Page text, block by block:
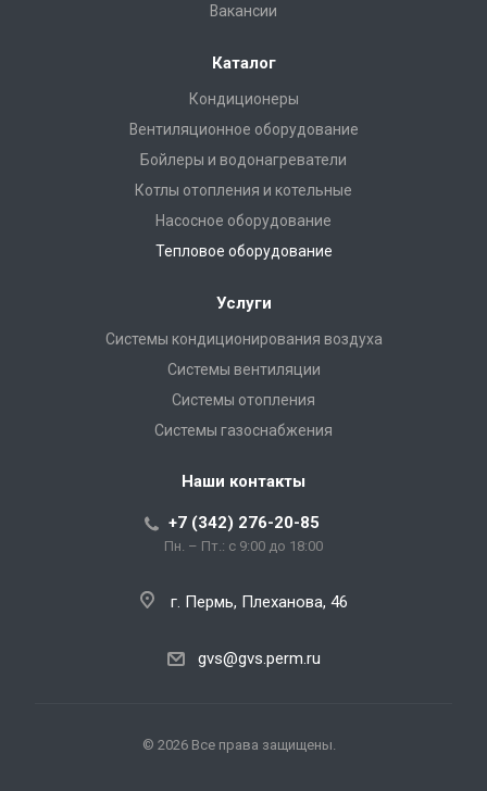
Вакансии
Каталог
Кондиционеры
Вентиляционное оборудование
Бойлеры и водонагреватели
Котлы отопления и котельные
Насосное оборудование
Тепловое оборудование
Услуги
Системы кондиционирования воздуха
Системы вентиляции
Системы отопления
Системы газоснабжения
Наши контакты
+7 (342) 276-20-85
Пн. – Пт.: с 9:00 до 18:00
г. Пермь, Плеханова, 46
gvs@gvs.perm.ru
© 2026 Все права защищены.